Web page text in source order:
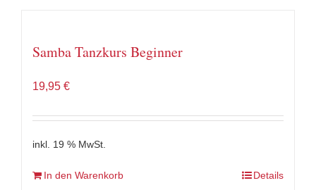
Samba Tanzkurs Beginner
19,95 €
inkl. 19 % MwSt.
In den Warenkorb Details